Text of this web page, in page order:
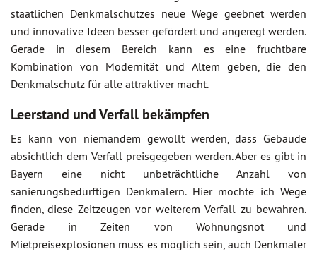
staatlichen Denkmalschutzes neue Wege geebnet werden
und innovative Ideen besser gefördert und angeregt werden.
Gerade in diesem Bereich kann es eine fruchtbare
Kombination von Modernität und Altem geben, die den
Denkmalschutz für alle attraktiver macht.
Leerstand und Verfall bekämpfen
Es kann von niemandem gewollt werden, dass Gebäude
absichtlich dem Verfall preisgegeben werden. Aber es gibt in
Bayern eine nicht unbeträchtliche Anzahl von
sanierungsbedürftigen Denkmälern. Hier möchte ich Wege
finden, diese Zeitzeugen vor weiterem Verfall zu bewahren.
Gerade in Zeiten von Wohnungsnot und
Mietpreisexplosionen muss es möglich sein, auch Denkmäler